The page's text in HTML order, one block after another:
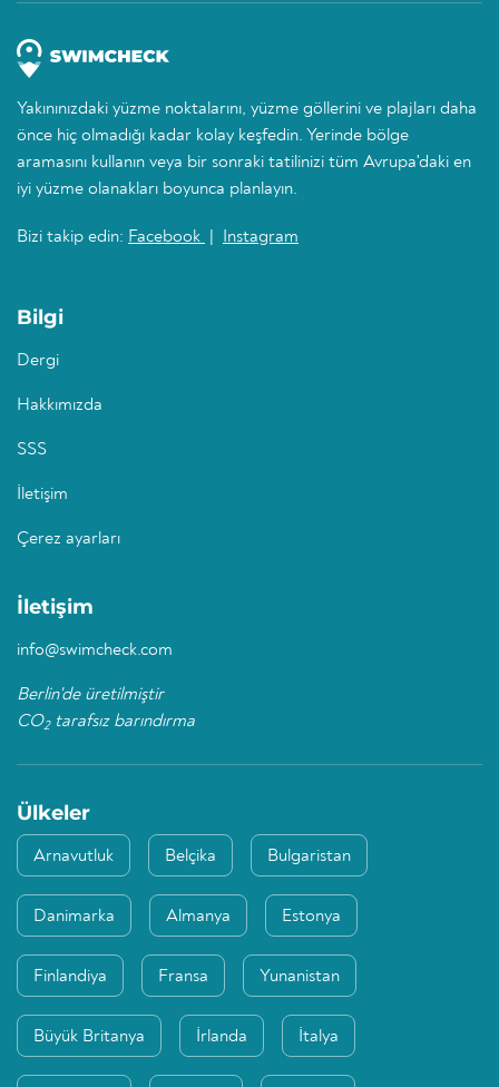
Yakınınızdaki yüzme noktalarını, yüzme göllerini ve plajları daha
önce hiç olmadığı kadar kolay keşfedin. Yerinde bölge
aramasını kullanın veya bir sonraki tatilinizi tüm Avrupa'daki en
iyi yüzme olanakları boyunca planlayın.
Bizi takip edin: Facebook Instagram
Bilgi
Dergi
Hakkımızda
SSS
İletişim
Çerez ayarları
İletişim
info@swimcheck.com
Berlin'de üretilmiştir
CO2tarafsız barındırma
Ülkeler
Arnavutluk Belçika Bulgaristan
Danimarka Almanya Estonya
Finlandiya Fransa Yunanistan
Büyük Britanya İrlanda İtalya